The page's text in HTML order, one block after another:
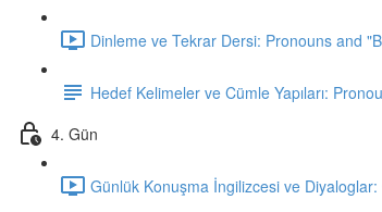
Dinleme ve Tekrar Dersi: Pronouns and
Hedef Kelimeler ve Cümle Yapıları:
4. Gün
Günlük Konuşma İngilizcesi ve